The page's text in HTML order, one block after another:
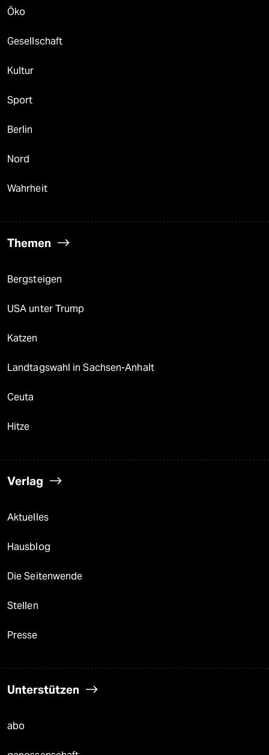
Öko
Gesellschaft
Kultur
Sport
Berlin
Nord
Wahrheit
Themen
Bergsteigen
USA unter Trump
Katzen
Landtagswahl in Sachsen-Anhalt
Ceuta
Hitze
Verlag
Aktuelles
Hausblog
Die Seitenwende
Stellen
Presse
Unterstützen
abo